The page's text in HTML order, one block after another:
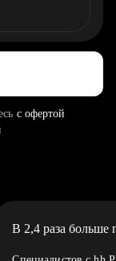
с офертой
В 2,4 раза больше